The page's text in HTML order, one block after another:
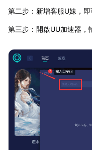
第二步：新增客服U妹，
第三步：開啟UU加速器，